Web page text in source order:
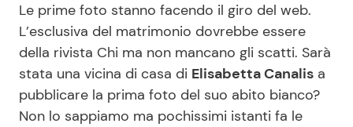
Viaggi e Turismo
Festività
Ricette Feste
Ricette per Bambini
Le prime foto stanno facendo il giro del web.
L’esclusiva del matrimonio dovrebbe essere
della rivista Chi ma non mancano gli scatti. Sarà
stata una vicina di casa di Elisabetta Canalis a
pubblicare la prima foto del suo abito bianco?
Non lo sappiamo ma pochissimi istanti fa le